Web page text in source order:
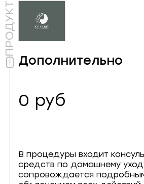
ПРОДУКТ
Дополнительно
0 руб
В процедуры входит
средств по домашнему
сопровождается